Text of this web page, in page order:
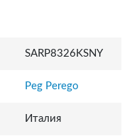
SARP8326KSNY
Peg Perego
Италия